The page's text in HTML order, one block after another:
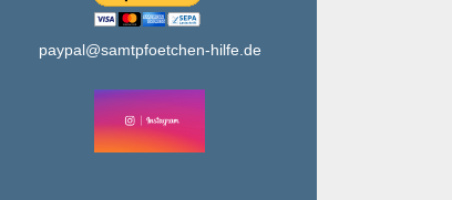
paypal@samtpfoetchen-hilfe.de